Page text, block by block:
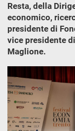
Resta, della
economico,
presidente di
vice presidente
Maglione.